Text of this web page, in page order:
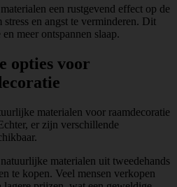
een rustgevend effect op de
stress en angst te verminderen. Dit
meer ontspannen slaap.
opties voor
materialen voor raamdecoratie
er zijn verschillende
materialen uit tweedehands
te kopen. Veel mensen verkopen